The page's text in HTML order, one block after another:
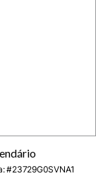
: 23729G0SVNA1